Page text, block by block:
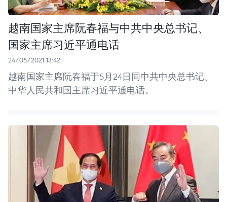
越南国家主席阮春福与中共中央总书记、
国家主席习近平通电话
24/05/2021 13:42
越南国家主席阮春福于5月24日同中共中央总书记、
中华人民共和国主席习近平通电话。